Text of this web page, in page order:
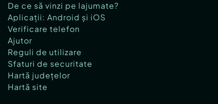
De ce să vinzi pe lajumate?
Aplicații: Android și iOS
Verificare telefon
Ajutor
Reguli de utilizare
Sfaturi de securitate
Hartă județelor
Hartă site